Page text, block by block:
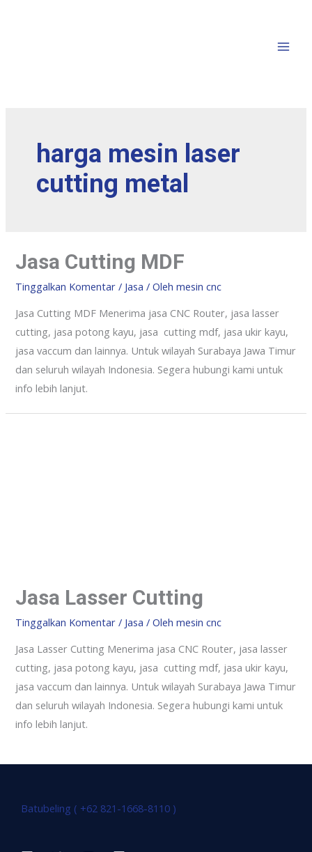
harga mesin laser
cutting metal
Jasa Cutting MDF
Tinggalkan Komentar / Jasa / Olehmesin cnc
Jasa Cutting MDF Menerima jasa CNC Router, jasa lasser
cutting, jasa potong kayu, jasa cutting mdf, jasa ukir kayu,
jasa vaccum dan lainnya. Untuk wilayah Surabaya Jawa Timur
dan seluruh wilayah Indonesia. Segera hubungi kami untuk
info lebih lanjut.
Jasa Lasser Cutting
Tinggalkan Komentar / Jasa / Olehmesin cnc
Jasa Lasser Cutting Menerima jasa CNC Router, jasa lasser
cutting, jasa potong kayu, jasa cutting mdf, jasa ukir kayu,
jasa vaccum dan lainnya. Untuk wilayah Surabaya Jawa Timur
dan seluruh wilayah Indonesia. Segera hubungi kami untuk
info lebih lanjut.
Batubeling ( +62 821-1668-8110 )